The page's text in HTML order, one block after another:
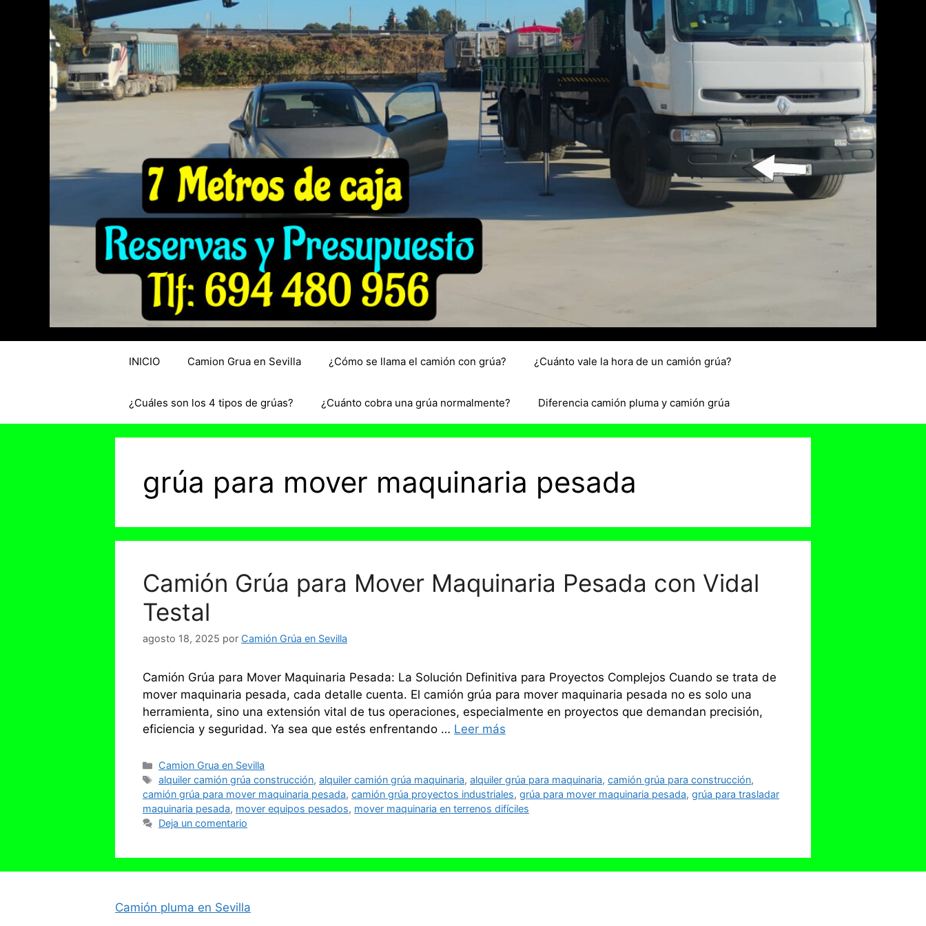
INICIO Camion Grua en Sevilla ¿Cómo se llama el camión con grúa? ¿Cuánto vale la hora de un camión grúa?
¿Cuáles son los 4 tipos de grúas? ¿Cuánto cobra una grúa normalmente? Diferencia camión pluma y camión grúa
grúa para mover maquinaria pesada
Camión Grúa para Mover Maquinaria Pesada con Vidal
Testal
agosto 18, 2025 por Camión Grúa en Sevilla
Camión Grúa para Mover Maquinaria Pesada: La Solución Definitiva para Proyectos Complejos Cuando se trata de
mover maquinaria pesada, cada detalle cuenta. El camión grúa para mover maquinaria pesada no es solo una
herramienta, sino una extensión vital de tus operaciones, especialmente en proyectos que demandan precisión,
eficiencia y seguridad. Ya sea que estés enfrentando … Leer más
Categorías
Camion Grua en Sevilla
Etiquetas
alquiler camión grúa construcción,alquiler camión grúa maquinaria,alquiler grúa para maquinaria,camión grúa para construcción,
camión grúa para mover maquinaria pesada, camión grúa proyectos industriales, grúa para mover maquinaria pesada, grúa para trasladar
maquinaria pesada, mover equipos pesados, mover maquinaria en terrenos difíciles
Deja un comentario
Camión pluma en Sevilla